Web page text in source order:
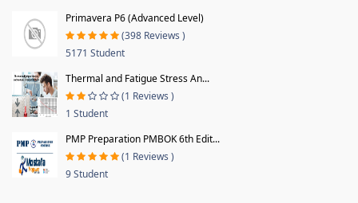
Primavera P6 (Advanced Level)
(398 Reviews )
5171 Student
Thermal and Fatigue Stress An...
(1 Reviews )
1 Student
PMP Preparation PMBOK 6th Edit...
(1 Reviews )
9 Student